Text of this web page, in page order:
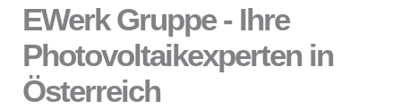
EWerk Gruppe - Ihre
Photovoltaikexperten in
Österreich